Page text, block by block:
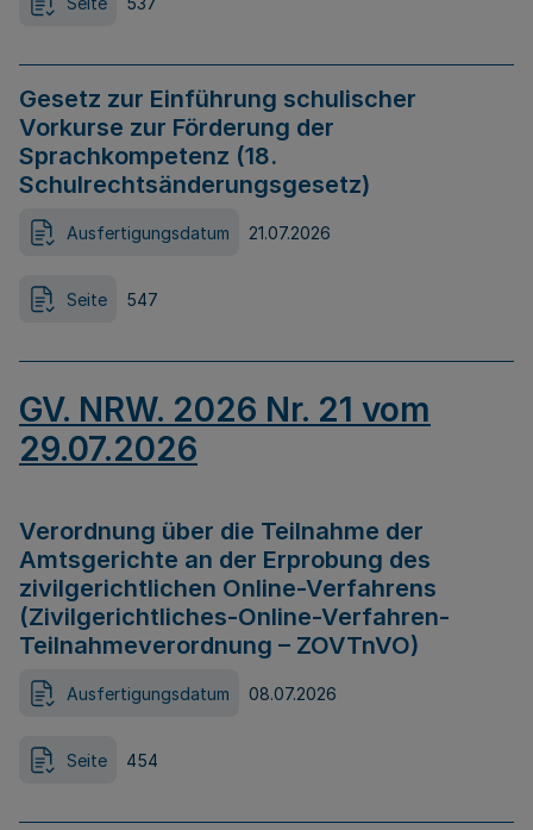
Gesetz zur Einführung schulischer
Vorkurse zur Förderung der
Sprachkompetenz (18.
Schulrechtsänderungsgesetz)
Ausfertigungsdatum 21.07.2026
Seite 547
GV. NRW. 2026 Nr. 21 vom
29.07.2026
Verordnung über die Teilnahme der
Amtsgerichte an der Erprobung des
zivilgerichtlichen Online-Verfahrens
(Zivilgerichtliches-Online-Verfahren-
Teilnahmeverordnung – ZOVTnVO)
Ausfertigungsdatum 08.07.2026
Seite 454